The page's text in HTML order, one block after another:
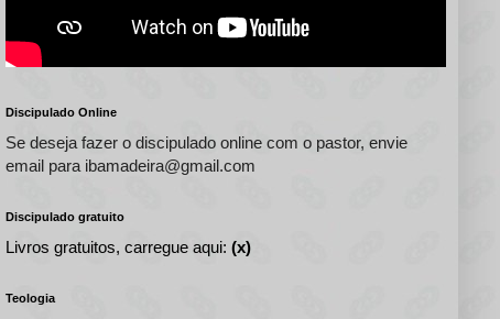
Discipulado Online
Se deseja fazer o discipulado online com o pastor, envie
email para ibamadeira@gmail.com
Discipulado gratuito
Livros gratuitos, carregue aqui: (x)
Teologia